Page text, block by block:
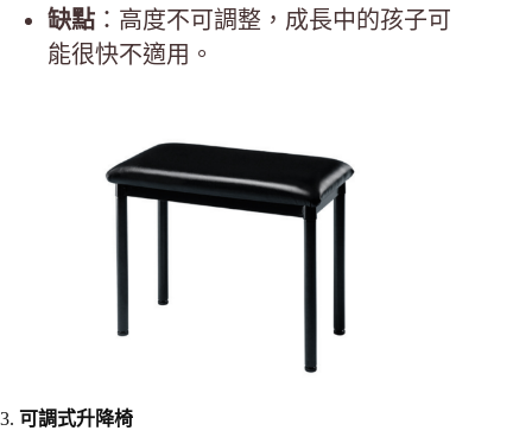
缺點 ：高度不可調整，成長中的孩子可
能很快不適用。
3. 可調式升降椅